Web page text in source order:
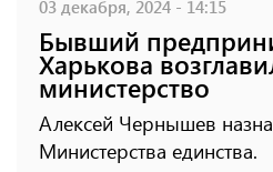
03 декабря, 2024 - 14:15
Бывший
Харькова
министерство
Алексей Чернышев
Министерства единства.